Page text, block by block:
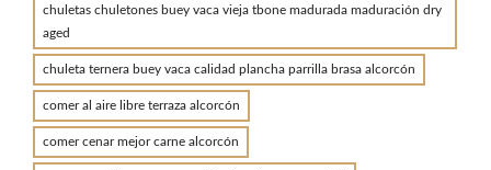
chuletas chuletones buey vaca vieja tbone madurada maduración dry
aged
chuleta ternera buey vaca calidad plancha parrilla brasa alcorcón
comer al aire libre terraza alcorcón
comer cenar mejor carne alcorcón